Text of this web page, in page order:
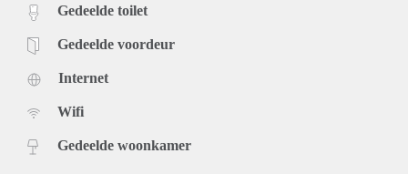
Gedeelde toilet
Gedeelde voordeur
Internet
Wifi
Gedeelde woonkamer